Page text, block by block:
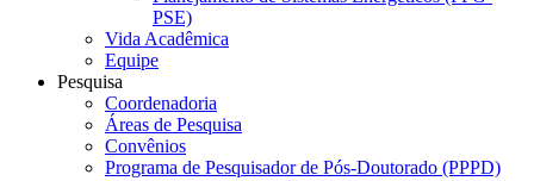
PSE)
Vida Acadêmica
Equipe
Pesquisa
Coordenadoria
Áreas de Pesquisa
Convênios
Programa de Pesquisador de Pós-Doutorado (PPPD)